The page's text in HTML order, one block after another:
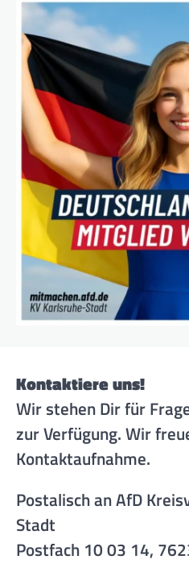
Kontaktiere uns!
Wir stehen Dir für
zur Verfügung. Wir
Kontaktaufnahme.
Postalisch an AfD
Stadt
Postfach 10 03 14,